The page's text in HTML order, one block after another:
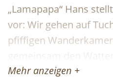
„Lamapapa“ Hans
vor: Wir gehen auf
pfiffigen
gemeinsam den
erfahren wir viel Neues
Mehr anzeigen +